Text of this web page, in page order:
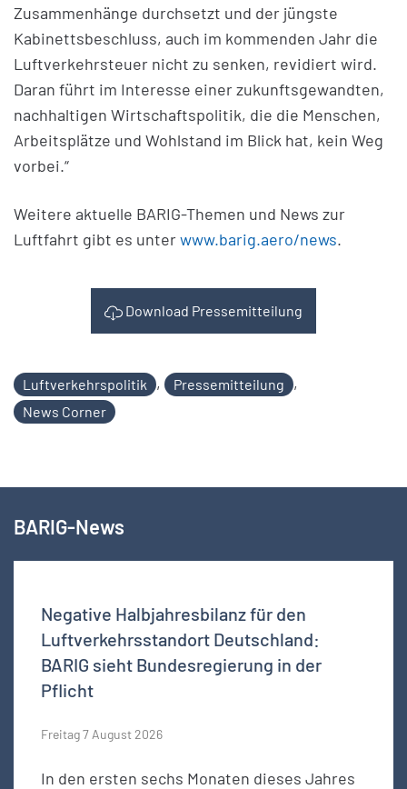
Zusammenhänge durchsetzt und der jüngste
Kabinettsbeschluss, auch im kommenden Jahr die
Luftverkehrsteuer nicht zu senken, revidiert wird.
Daran führt im Interesse einer zukunftsgewandten,
nachhaltigen Wirtschaftspolitik, die die Menschen,
Arbeitsplätze und Wohlstand im Blick hat, kein Weg
vorbei.“
Weitere aktuelle BARIG-Themen und News zur
Luftfahrt gibt es unterwww.barig.aero/news.
Download Pressemitteilung
Luftverkehrspolitik , Pressemitteilung ,
News Corner
BARIG-News
Negative Halbjahresbilanz für den
Luftverkehrsstandort Deutschland:
BARIG sieht Bundesregierung in der
Pflicht
Freitag 7 August 2026
In den ersten sechs Monaten dieses Jahres